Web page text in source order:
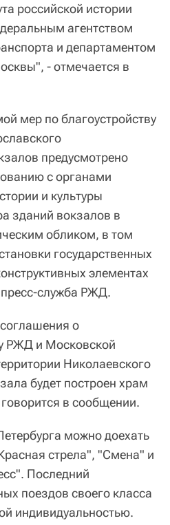
российской истории
агентством
и департаментом
- отмечается в
мер по благоустройству
предусмотрено
с органами
и культуры
зданий вокзалов в
обликом, в том
государственных
элементах
служба РЖД.
о
РЖД и Московской
Николаевского
будет построен храм
в сообщении.
можно доехать
стрела", "Смена" и
Последний
поездов своего класса
индивидуальностью.